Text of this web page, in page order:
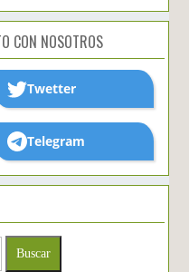
CON NOSOTROS
Twetter
Telegram